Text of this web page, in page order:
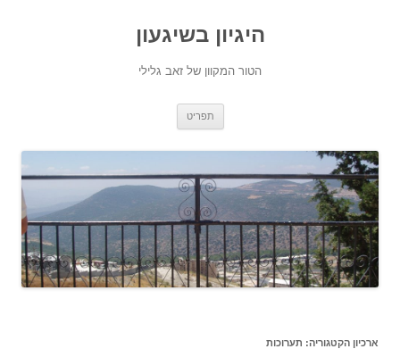
היגיון בשיגעון
הטור המקוון של זאב גלילי
תפריט
ארכיון הקטגוריה:תערוכות